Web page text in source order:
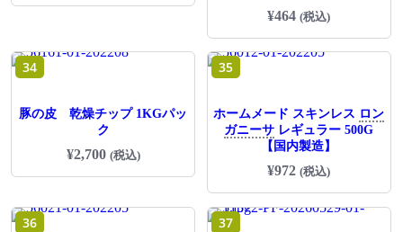
¥464 (税込)
34
豚の皮 乾燥チップ 1KGパッ
ク
¥2,700 (税込)
35
ホームメード スキンレス ロン
ガニーサ レギュラー 500G
【国内製造】
¥972 (税込)
36 37